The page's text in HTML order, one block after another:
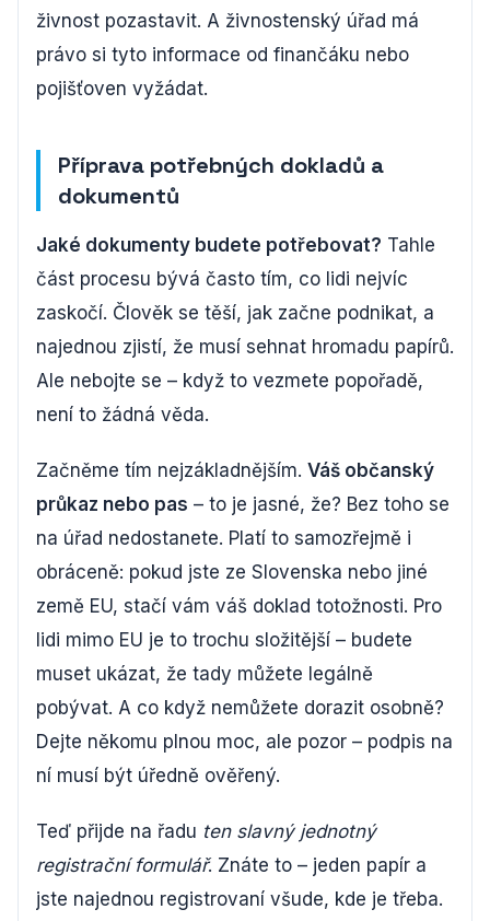
živnost pozastavit. A živnostenský úřad má
právo si tyto informace od finančáku nebo
pojišťoven vyžádat.
Příprava potřebných dokladů a
dokumentů
Jaké dokumenty budete potřebovat? Tahle
část procesu bývá často tím, co lidi nejvíc
zaskočí. Člověk se těší, jak začne podnikat, a
najednou zjistí, že musí sehnat hromadu papírů.
Ale nebojte se – když to vezmete popořadě,
není to žádná věda.
Začněme tím nejzákladnějším. Váš občanský
průkaz nebo pas – to je jasné, že? Bez toho se
na úřad nedostanete. Platí to samozřejmě i
obráceně: pokud jste ze Slovenska nebo jiné
země EU, stačí vám váš doklad totožnosti. Pro
lidi mimo EU je to trochu složitější – budete
muset ukázat, že tady můžete legálně
pobývat. A co když nemůžete dorazit osobně?
Dejte někomu plnou moc, ale pozor – podpis na
ní musí být úředně ověřený.
Teď přijde na řadu ten slavný jednotný
registrační formulář. Znáte to – jeden papír a
jste najednou registrovaní všude, kde je třeba.